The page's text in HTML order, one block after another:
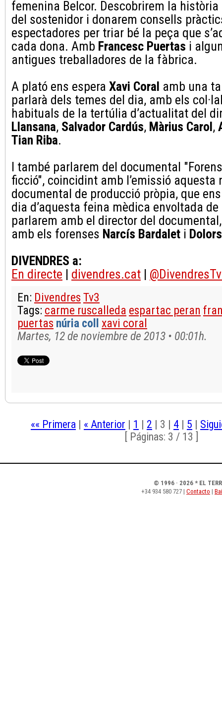
femenina Belcor. Descobrirem la
del sostenidor i donarem consells
espectadores per triar bé la peça que
cada dona. Amb Francesc Puertas i
antigues treballadores de la fàbrica.
A plató ens espera Xavi Coral amb una
parlarà dels temes del dia, amb els
habituals de la tertúlia d’actualitat del
Llansana, Salvador Cardús, Màrius Carol,
Tian Riba.
I també parlarem del documental
ficció", coincidint amb l’emissió aquesta
documental de producció pròpia, que
dia d’aquesta feina mèdica envoltada
parlarem amb el director del
amb els forenses Narcís Bardalet i
DIVENDRES a:
En directe | divendres.cat |
En: Divendres Tv3
Tags: carme ruscalleda espartac peran
puertas núria coll
xavi coral
Martes, 12 de noviembre de 2013 • 00:01h.
«« Primera | « Anterior | 1 | 2 | 3 | 4 | 5 |
[ Páginas: 3 / 13 ]
© 1996 · 2026 * EL
+34 934 580 727 | Contacto |